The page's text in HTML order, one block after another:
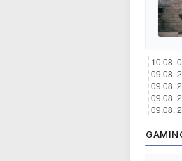
10.08.
09.08.
09.08.
09.08.
09.08.